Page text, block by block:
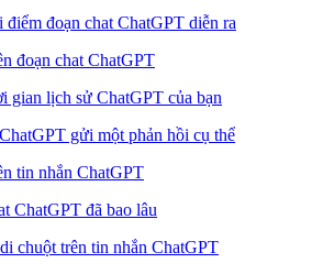
đoạn chat ChatGPT diễn ra
đoạn chat ChatGPT
gian lịch sử ChatGPT của bạn
gửi một phản hồi cụ thể
tin nhắn ChatGPT
ChatGPT đã bao lâu
chuột trên tin nhắn ChatGPT